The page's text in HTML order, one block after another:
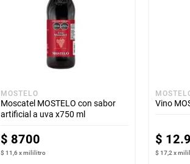
MOSTELO
Moscatel MOSTELO con sabor
artificial a uva x750 ml
$ 8700
$ 11,6xmililitro
Vino
$ 12.
$ 17,2 x
Mantequilla